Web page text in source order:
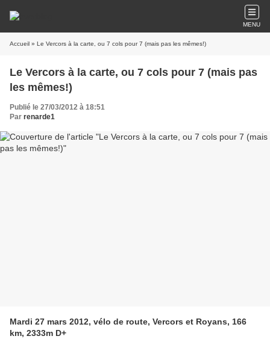
MENU
Accueil » Le Vercors à la carte, ou 7 cols pour 7 (mais pas les mêmes!)
Le Vercors à la carte, ou 7 cols pour 7 (mais pas
les mêmes!)
Publié le 27/03/2012 à 18:51
Par renarde1
Mardi 27 mars 2012, vélo de route, Vercors et Royans, 166
km, 2333m D+